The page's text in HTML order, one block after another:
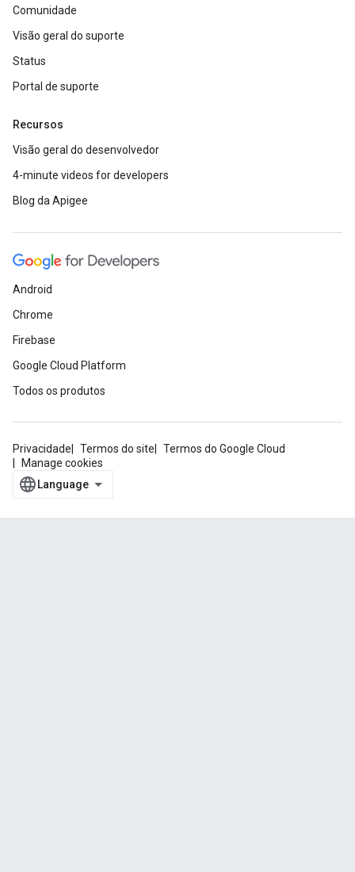
Comunidade
Visão geral do suporte
Status
Portal de suporte
Recursos
Visão geral do desenvolvedor
4-minute videos for developers
Blog da Apigee
Android
Chrome
Firebase
Google Cloud Platform
Todos os produtos
Privacidade Termos do site
Termos do Google Cloud
Manage cookies